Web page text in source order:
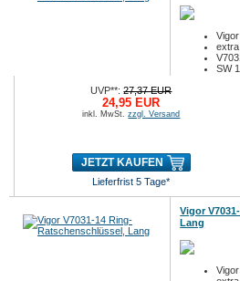
SW
UVP**:27,37 EUR
24,95 EUR
inkl. MwSt.zzgl. Versand
JETZT KAUFEN
Lieferfrist 5 Tage*
Vigor
Lang